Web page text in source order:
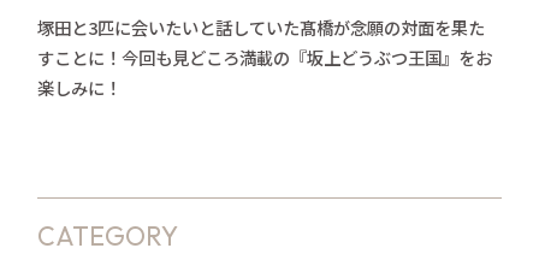
塚田と3匹に会いたいと話していた髙橋が念願の対面を果た
すことに！今回も見どころ満載の『坂上どうぶつ王国』をお
楽しみに！
CATEGORY